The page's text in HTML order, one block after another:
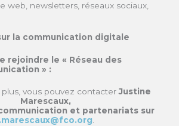
web, newsletters, réseaux sociaux,
la communication digitale
rejoindre le « Réseau des
» :
plus, vous pouvez contacterJustine
Marescaux,
et partenariats sur
.